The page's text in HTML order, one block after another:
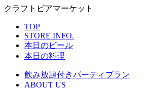
クラフトビアマーケット
TOP
STORE INFO.
本日のビール
本日の料理
飲み放題付きパーティプラン
ABOUT US